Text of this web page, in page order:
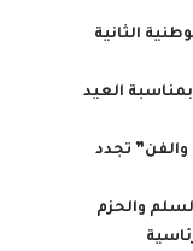
الثانية
العيد
والفن” تجدد
والحزم